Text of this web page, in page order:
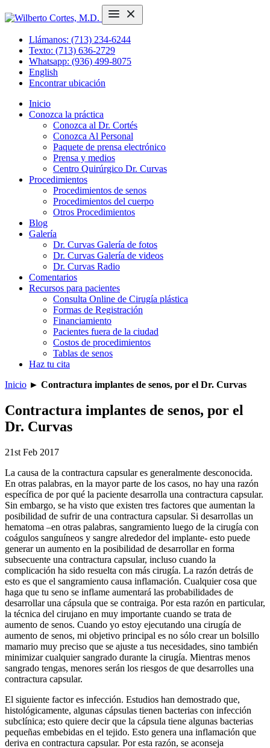
Llámanos: (713) 234-6244
Texto: (713) 636-2729
Whatsapp: (936) 499-8075
English
Encontrar ubicación
Inicio
Conozca la práctica
Conozca al Dr. Cortés
Conozca Al Personal
Paquete de prensa electrónico
Prensa y medios
Centro Quirúrgico Dr. Curvas
Procedimientos
Procedimientos de senos
Procedimientos del cuerpo
Otros Procedimientos
Blog
Galería
Dr. Curvas Galería de fotos
Dr. Curvas Galería de videos
Dr. Curvas Radio
Comentarios
Recursos para pacientes
Consulta Online de Cirugía plástica
Formas de Registración
Financiamiento
Pacientes fuera de la ciudad
Costos de procedimientos
Tablas de senos
Haz tu cita
Inicio ► Contractura implantes de senos, por el Dr. Curvas
Contractura implantes de senos, por el
Dr. Curvas
21st Feb 2017
La causa de la contractura capsular es generalmente desconocida.
En otras palabras, en la mayor parte de los casos, no hay una razón
específica de por qué la paciente desarrolla una contractura capsular.
Sin embargo, se ha visto que existen tres factores que aumentan la
posibilidad de sufrir de una contractura capsular. Si desarrollas un
hematoma –en otras palabras, sangramiento luego de la cirugía con
coágulos sanguíneos y sangre alrededor del implante- esto puede
generar un aumento en la posibilidad de desarrollar en forma
subsecuente una contractura capsular, incluso cuando la
complicación ha sido resuelta con más cirugía. La razón detrás de
esto es que el sangramiento causa inflamación. Cualquier cosa que
haga que tu seno se inflame aumentará las probabilidades de
desarrollar una cápsula que se contraiga. Por esta razón en particular,
la técnica del cirujano en muy importante cuando se trata de
aumento de senos. Cuando yo estoy ejecutando una cirugía de
aumento de senos, mi objetivo principal es no sólo crear un bolsillo
mamario muy preciso que se ajuste a tus necesidades, sino también
minimizar cualquier sangrado durante la cirugía. Mientras menos
sangrado tengas, menores serán los riesgos de que desarrolles una
contractura capsular.
El siguiente factor es infección. Estudios han demostrado que,
histológicamente, algunas cápsulas tienen bacterias con infección
subclínica; esto quiere decir que la cápsula tiene algunas bacterias
pequeñas embebidas en el tejido. Esto genera una inflamación que
deriva en contractura capsular. Por esta razón, se aconseja